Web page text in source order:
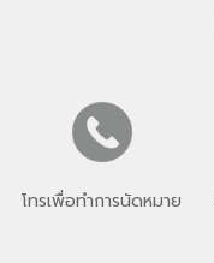
โทรเพื่อทำการนัดหมาย